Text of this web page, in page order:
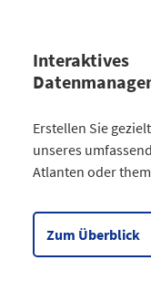
Interaktives
Datentabelle zum
Kategorie
Kommunales
Gesellschaftliches
Erstellen Sie
unseres
Atlanten oder
Zum Überblick